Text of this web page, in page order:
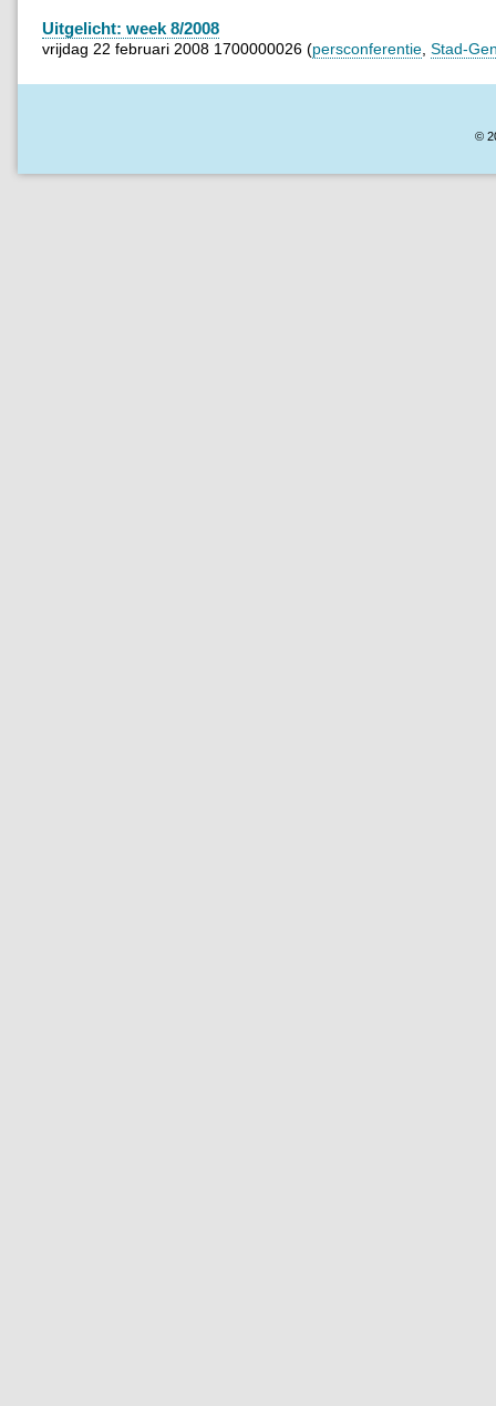
Uitgelicht: week 8/2008
vrijdag 22 februari 2008 1700000026 (persconferentie Stad-
©